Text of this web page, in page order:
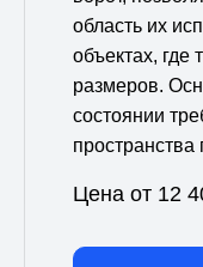
область их
объектах,
размеров.
состоянии
Цена от 12